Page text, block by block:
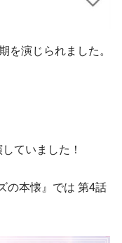
を演じられました。
ていました！
の本懐』では 第4話